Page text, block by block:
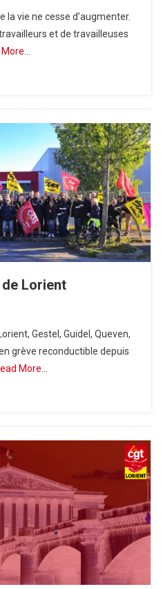
la vie ne cesse d’augmenter.
et de travailleuses
Lorient
Gestel, Guidel, Queven,
grève reconductible depuis
More…